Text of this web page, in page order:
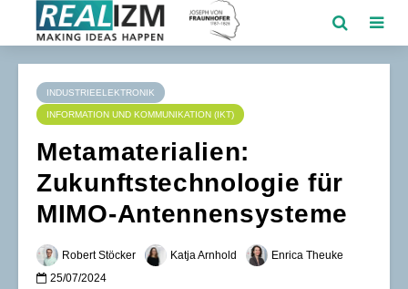
INDUSTRIEELEKTRONIK
INFORMATION UND KOMMUNIKATION (IKT)
Metamaterialien:
Zukunftstechnologie für
MIMO-Antennensysteme
Robert Stöcker Katja Arnhold
Enrica Theuke
25/07/2024